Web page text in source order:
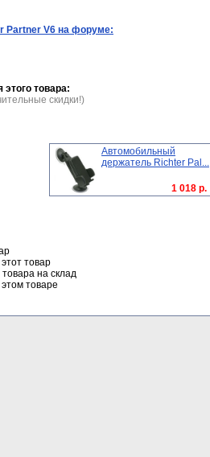
Partner V6 на форуме:
товара:
скидки!)
Автомобильный
держатель Richter Pal...
1 018 р.
товар
товара на склад
товаре